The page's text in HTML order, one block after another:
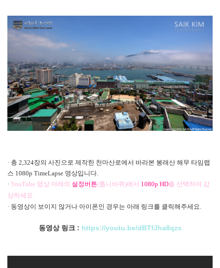
· 총 2,324장의 사진으로 제작한 천마산로에서 바라본 봉래산 해무 타임랩
스 1080p TimeLapse 영상입니다.
· YouTube 영상 아래의 설정버튼(톱니바퀴)에서 1080p HD를 선택하여 감
상하세요.
· 동영상이 보이지 않거나 아이폰인 경우는 아래 링크를 클릭해주세요.
동영상 링크 : https://youtu.be/dBTfJha8qzs